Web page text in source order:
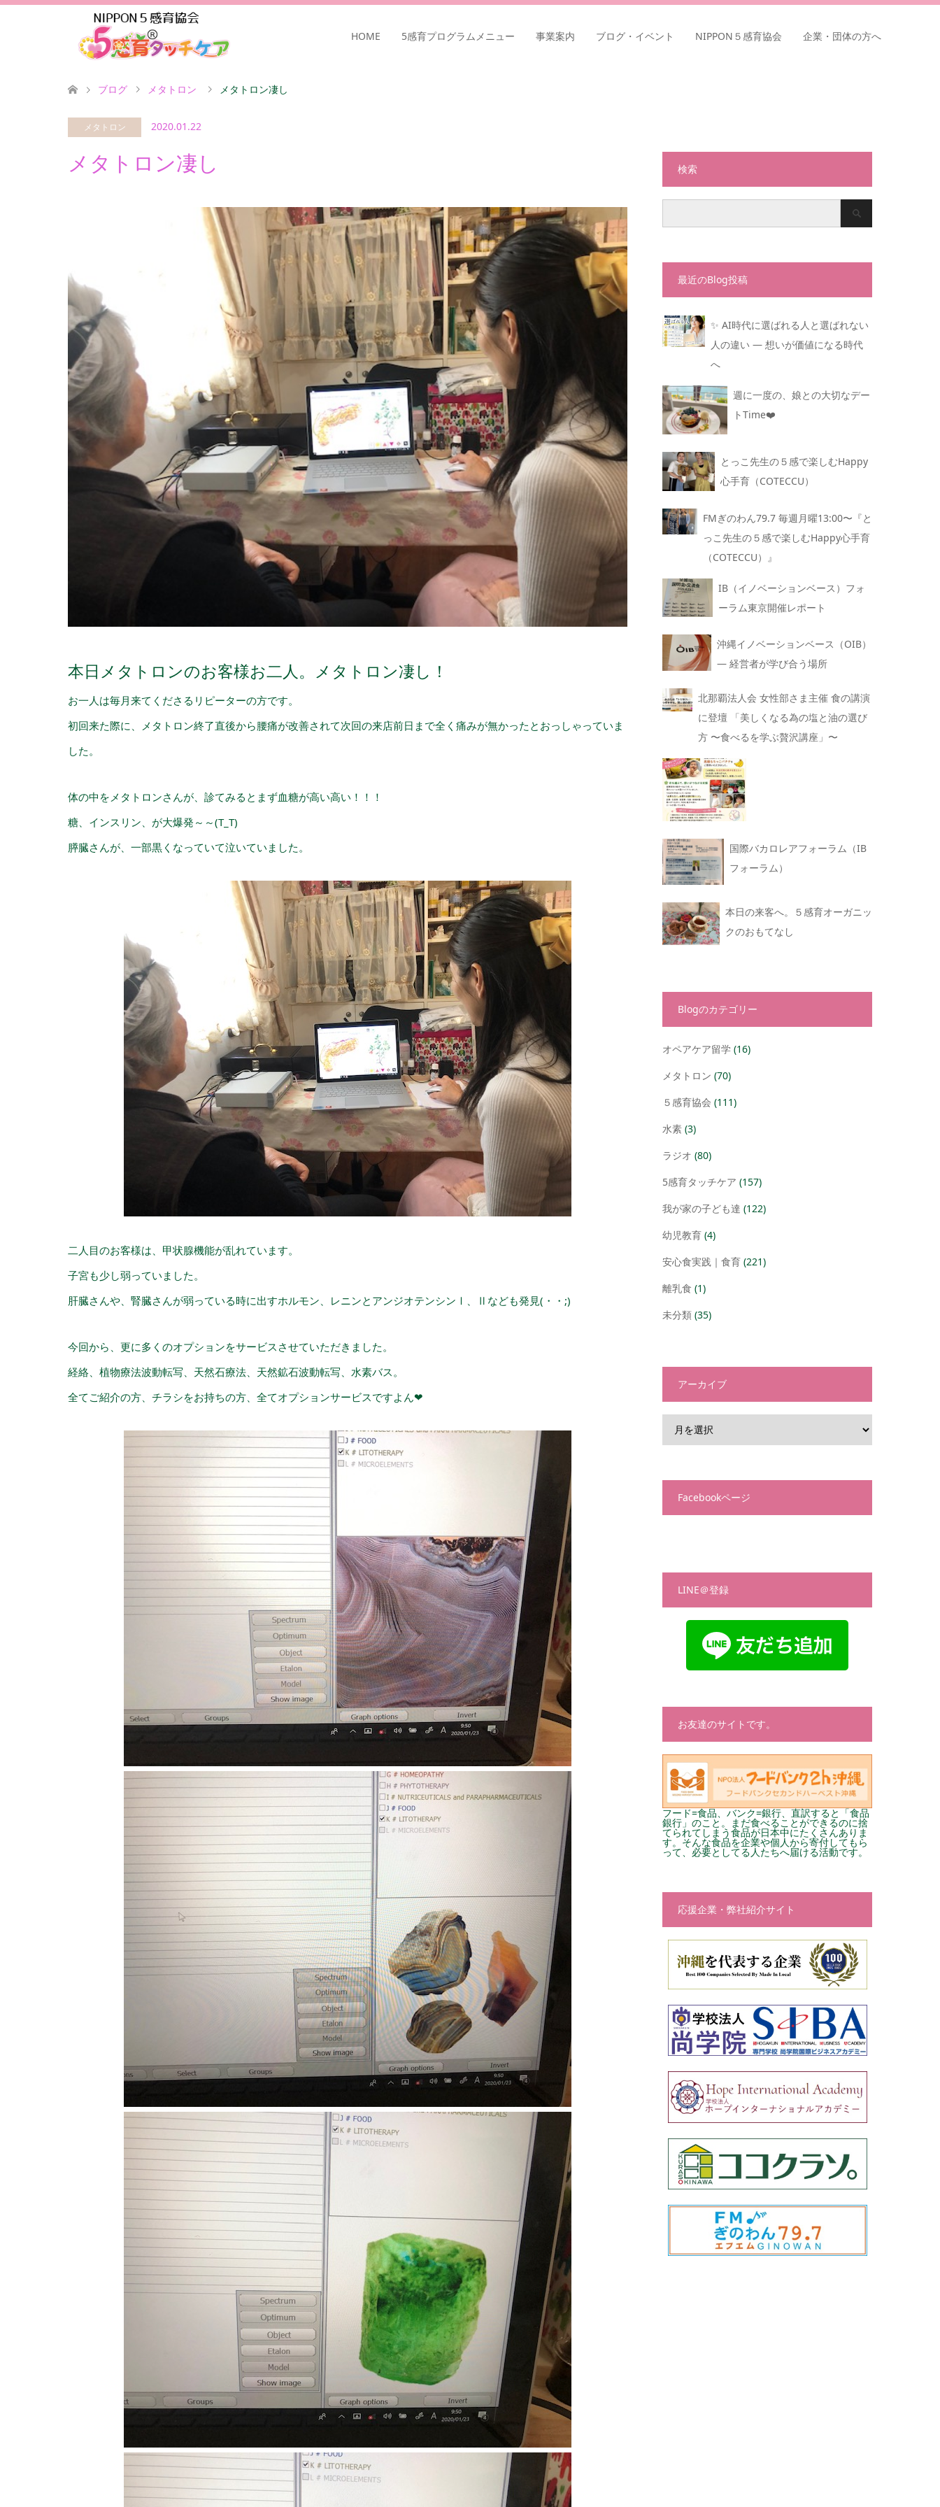
HOME 5感育プログラムメニュー 事業案内 ブログ・イベント NIPPON５感育協会 企業・団体の方へ
ブログ メタトロン メタトロン凄し
メタトロン 2020.01.22
メタトロン凄し
本日メタトロンのお客様お二人。メタトロン凄し！
お一人は毎月来てくださるリピーターの方です。
初回来た際に、メタトロン終了直後から腰痛が改善されて次回の来店前日まで全く痛みが無かったとおっしゃっていま
した。
体の中をメタトロンさんが、診てみるとまず血糖が高い高い！！！
糖、インスリン、が大爆発～～(T_T)
膵臓さんが、一部黒くなっていて泣いていました。
二人目のお客様は、甲状腺機能が乱れています。
子宮も少し弱っていました。
肝臓さんや、腎臓さんが弱っている時に出すホルモン、レニンとアンジオテンシンⅠ、Ⅱなども発見(・・;)
今回から、更に多くのオプションをサービスさせていただきました。
経絡、植物療法波動転写、天然石療法、天然鉱石波動転写、水素バス。
全てご紹介の方、チラシをお持ちの方、全てオプションサービスですよん❤
検索
最近のBlog投稿
✨ AI時代に選ばれる人と選ばれない
人の違い — 想いが価値になる時代
へ
週に一度の、娘との大切なデー
トTime❤️
とっこ先生の５感で楽しむHappy
心手育（COTECCU）
FMぎのわん79.7 毎週月曜13:00〜『と
っこ先生の５感で楽しむHappy心手育
（COTECCU）』
IB（イノベーションベース）フォ
ーラム東京開催レポート
沖縄イノベーションベース（OIB）
— 経営者が学び合う場所
北那覇法人会 女性部さま主催 食の講演
に登壇 「美しくなる為の塩と油の選び
方 〜食べるを学ぶ贅沢講座」〜
国際バカロレアフォーラム（IB
フォーラム）
本日の来客へ。５感育オーガニッ
クのおもてなし
Blogのカテゴリー
オペアケア留学 (16)
メタトロン (70)
５感育協会 (111)
水素 (3)
ラジオ (80)
5感育タッチケア (157)
我が家の子ども達 (122)
幼児教育 (4)
安心食実践｜食育 (221)
離乳食 (1)
未分類 (35)
アーカイブ
Facebookページ
LINE＠登録
お友達のサイトです。
フード=食品、バンク=銀行、直訳すると「食品
銀行」のこと。まだ食べることができるのに捨
てられてしまう食品が日本中にたくさんありま
す。そんな食品を企業や個人から寄付してもら
って、必要としてる人たちへ届ける活動です。
応援企業・弊社紹介サイト